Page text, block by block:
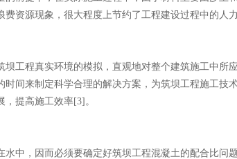
资源现象，很大程度上节约了工程建设过程中的人
工程真实环境的模拟，直观地对整个建筑施工中所
间来制定科学合理的解决方案，为筑坝工程施工技
提高施工效率[3]。
中，因而必须要确定好筑坝工程混凝土的配合比问